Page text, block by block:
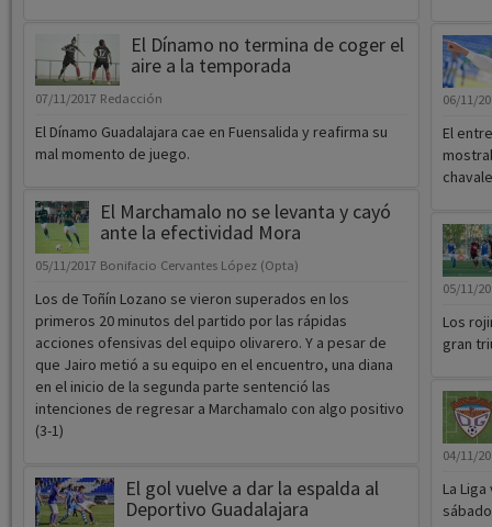
El Dínamo no termina de coger el
aire a la temporada
07/11/2017 Redacción
El Dínamo Guadalajara cae en Fuensalida y reafirma su
mal momento de juego.
El Marchamalo no se levanta y cayó
ante la efectividad Mora
05/11/2017 Bonifacio Cervantes López (Opta)
Los de Toñín Lozano se vieron superados en los
primeros 20 minutos del partido por las rápidas
acciones ofensivas del equipo olivarero. Y a pesar de
que Jairo metió a su equipo en el encuentro, una diana
en el inicio de la segunda parte sentenció las
intenciones de regresar a Marchamalo con algo positivo
(3-1)
El gol vuelve a dar la espalda al
Deportivo Guadalajara
06/11/
El
05/11/
Los
gran
04/11/
La